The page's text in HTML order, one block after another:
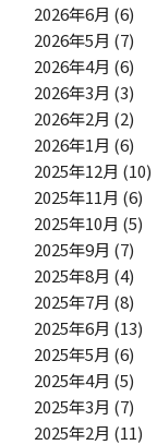
2026年6月 (6)
2026年5月 (7)
2026年4月 (6)
2026年3月 (3)
2026年2月 (2)
2026年1月 (6)
2025年12月 (10)
2025年11月 (6)
2025年10月 (5)
2025年9月 (7)
2025年8月 (4)
2025年7月 (8)
2025年6月 (13)
2025年5月 (6)
2025年4月 (5)
2025年3月 (7)
2025年2月 (11)